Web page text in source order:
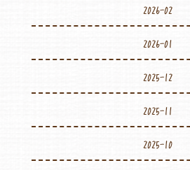
2026-02
2026-01
2025-12
2025-11
2025-10